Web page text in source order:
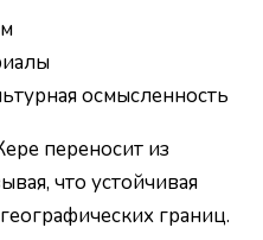
осмысленность
переносит из
что устойчивая
границ.